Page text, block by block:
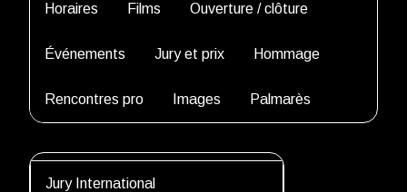
Horaires Films Ouverture / clôture
Événements Jury et prix Hommage
Rencontres pro Images Palmarès
Jury International